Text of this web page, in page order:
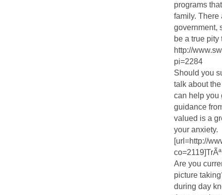
programs
family. There
government,
be a true pity
http://
pi=2284
Should you
talk about
can help you
guidance
valued is a
your anxiety.
[url=http://
Are you
picture
during day